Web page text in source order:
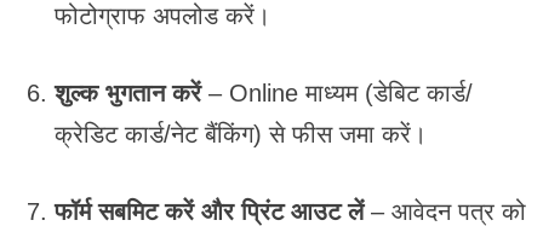
फोटोग्राफ अपलोड करें।
शुल्क भुगतान करें– Online माध्यम (डेबिट कार्ड/
क्रेडिट कार्ड/नेट बैंकिंग) से फीस जमा करें।
फॉर्म सबमिट करें और प्रिंट आउट लें– आवेदन पत्र को